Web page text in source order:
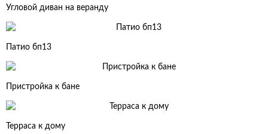
Угловой диван на веранду
Патио бп13
Пристройка к бане
Терраса к дому